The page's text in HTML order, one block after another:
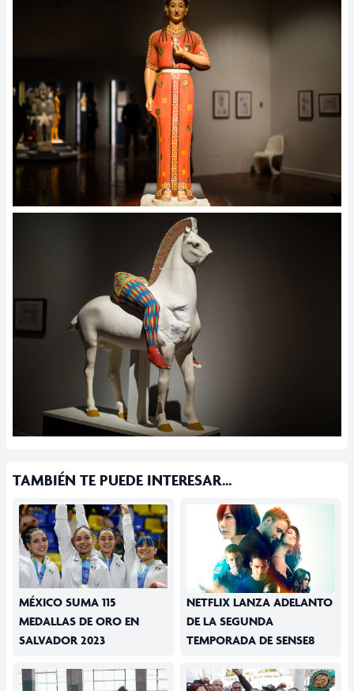
TAMBIÉN TE PUEDE INTERESAR...
MÉXICO SUMA 115
MEDALLAS DE ORO EN
SALVADOR 2023
NETFLIX LANZA ADELANTO
DE LA SEGUNDA
TEMPORADA DE SENSE8